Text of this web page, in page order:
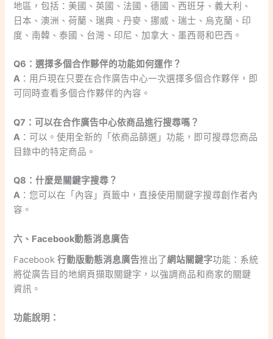
地區，包括：美國、英國、法國、德國、西班牙、義大利、
日本、澳洲、荷蘭、瑞典、丹麥、挪威、瑞士、烏克蘭、印
度、南韓、泰國、台灣、印尼、加拿大、墨西哥和巴西。
Q6：選擇多個合作夥伴的功能如何運作？
A ：用戶現在只要在合作廣告中心一次選擇多個合作夥伴，即
可同時查看多個合作夥伴的內容。
Q7：可以在合作廣告中心依商品進行搜尋嗎？
A ：可以。使用全新的「依商品篩選」功能，即可搜尋您商品
目錄中的特定商品。
Q8：什麼是關鍵字搜尋？
A ：您可以在「內容」頁籤中，直接使用關鍵字搜尋創作者內
容。
六、Facebook動態消息廣告
Facebook行動版動態消息廣告推出了網站關鍵字功能：系統
將從廣告目的地網頁擷取關鍵字，以強調商品和商家的關鍵
資訊。
功能說明：